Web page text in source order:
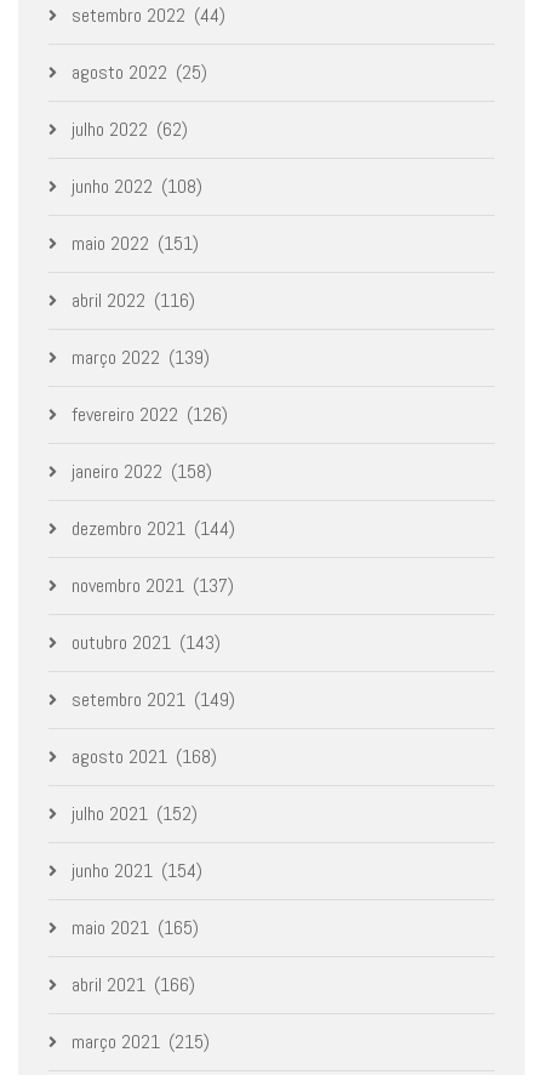
setembro 2022 (44)
agosto 2022 (25)
julho 2022 (62)
junho 2022 (108)
maio 2022 (151)
abril 2022 (116)
março 2022 (139)
fevereiro 2022 (126)
janeiro 2022 (158)
dezembro 2021 (144)
novembro 2021 (137)
outubro 2021 (143)
setembro 2021 (149)
agosto 2021 (168)
julho 2021 (152)
junho 2021 (154)
maio 2021 (165)
abril 2021 (166)
março 2021 (215)